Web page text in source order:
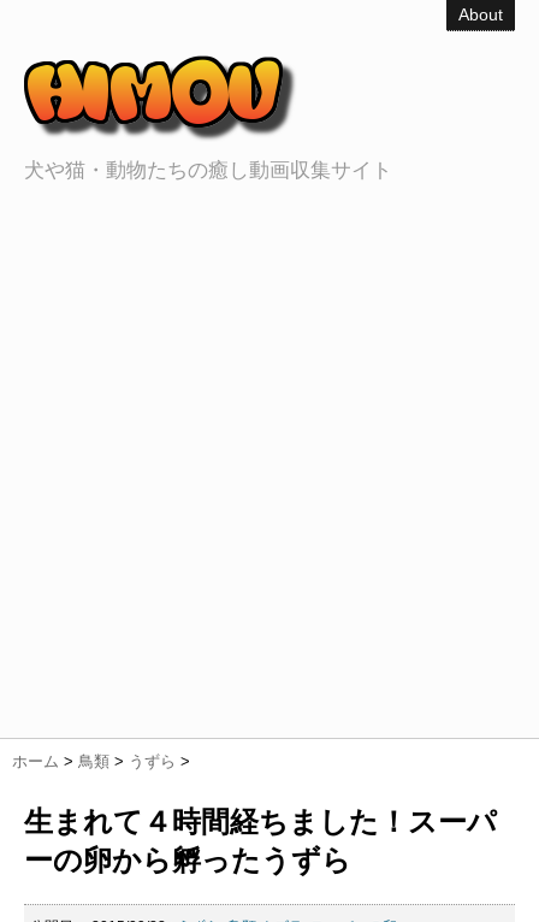
About
犬や猫・動物たちの癒し動画収集サイト
ホーム > 鳥類 > うずら >
生まれて４時間経ちました！スーパ
ーの卵から孵ったうずら